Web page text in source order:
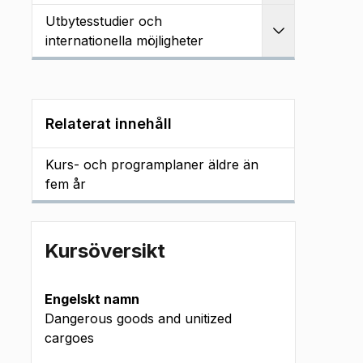
Utbytesstudier och
internationella möjligheter
Relaterat innehåll
Kurs- och programplaner äldre än
fem år
Kursöversikt
Engelskt namn
Dangerous goods and unitized
cargoes